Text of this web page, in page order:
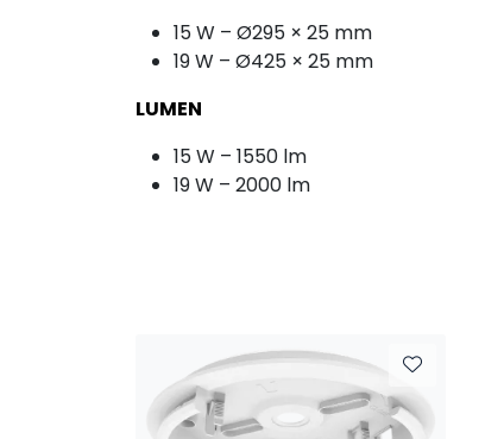
15 W – Ø295 × 25 mm
19 W – Ø425 × 25 mm
LUMEN
15 W – 1550 lm
19 W – 2000 lm